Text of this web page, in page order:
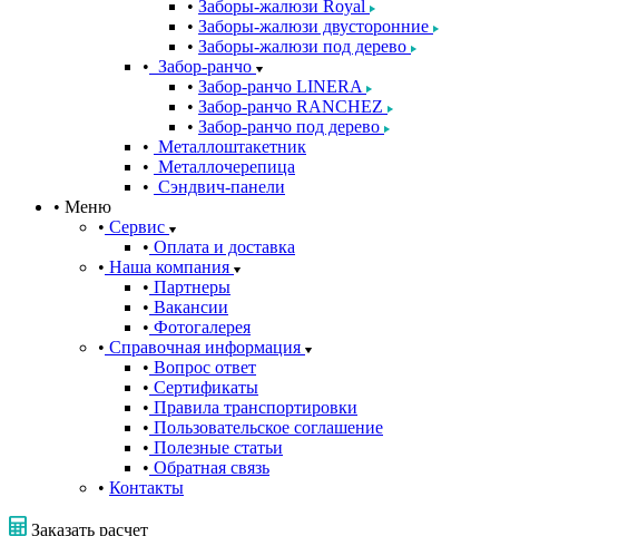
Заборы-жалюзи Royal
Заборы-жалюзи двусторонние
Заборы-жалюзи под дерево
Забор-ранчо
Забор-ранчо LINERA
Забор-ранчо RANCHEZ
Забор-ранчо под дерево
Металлоштакетник
Металлочерепица
Сэндвич-панели
Меню
Сервис
Оплата и доставка
Наша компания
Партнеры
Вакансии
Фотогалерея
Справочная информация
Вопрос ответ
Сертификаты
Правила транспортировки
Пользовательское соглашение
Полезные статьи
Обратная связь
Контакты
Заказать расчет